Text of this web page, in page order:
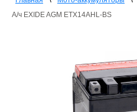
А/ч EXIDE AGM ETX14AHL-BS